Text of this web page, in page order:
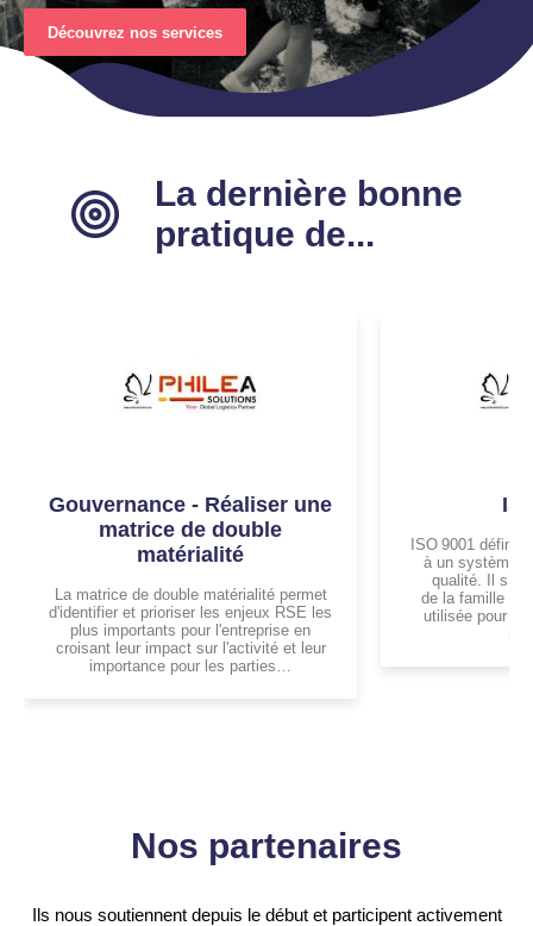
Découvrez nos services
La dernière bonne
pratique de...
Gouvernance - Réaliser une
matrice de double
matérialité
La matrice de double matérialité permet
d'identifier et prioriser les enjeux RSE les
plus importants pour l'entreprise en
croisant leur impact sur l'activité et leur
importance pour les parties…
ISO 9001 définit
à un système
qualité. Il
de la famille
utilisée pour la
Nos partenaires
Ils nous soutiennent depuis le début et participent activement